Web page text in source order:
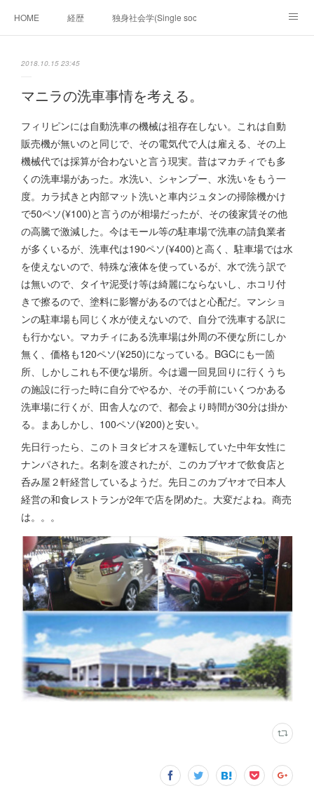
HOME 経歴 独身社会学(Single sociology)と高齢化社会学
移動出来て、工場で作る建物。未来２１００研究所
「心神の夢想２０２０」 フィリピンマンションは買うべきでは無い理由は全
フィリピンの問題点 フィリピンの歴史
フィリピン経済談義 ファッションを考える 漫画
未来２１００研究所他のアイデアマニラ男の手料理 総集編
https://globalclub.amebaownd.com/
2018.10.15 23:45
マニラの洗車事情を考える。
フィリピンには自動洗車の機械は祖存在しない。これは自動
販売機が無いのと同じで、その電気代で人は雇える、その上
機械代では採算が合わないと言う現実。昔はマカチィでも多
くの洗車場があった。水洗い、シャンプー、水洗いをもう一
度。カラ拭きと内部マット洗いと車内ジュタンの掃除機かけ
で50ペソ(¥100)と言うのが相場だったが、その後家賃その他
の高騰で激減した。今はモール等の駐車場で洗車の請負業者
が多くいるが、洗車代は190ペソ(¥400)と高く、駐車場では水
を使えないので、特殊な液体を使っているが、水で洗う訳で
は無いので、タイヤ泥受け等は綺麗にならないし、ホコリ付
きで擦るので、塗料に影響があるのではと心配だ。マンショ
ンの駐車場も同じく水が使えないので、自分で洗車する訳に
も行かない。マカチィにある洗車場は外周の不便な所にしか
無く、価格も120ペソ(¥250)になっている。BGCにも一箇
所、しかしこれも不便な場所。今は週一回見回りに行くうち
の施設に行った時に自分でやるか、その手前にいくつかある
洗車場に行くが、田舎人なので、都会より時間が30分は掛か
る。まあしかし、100ペソ(¥200)と安い。
先日行ったら、このトヨタビオスを運転していた中年女性に
ナンパされた。名刺を渡されたが、このカブヤオで飲食店と
呑み屋２軒経営しているようだ。先日このカブヤオで日本人
経営の和食レストランが2年で店を閉めた。大変だよね。商売
は。。。